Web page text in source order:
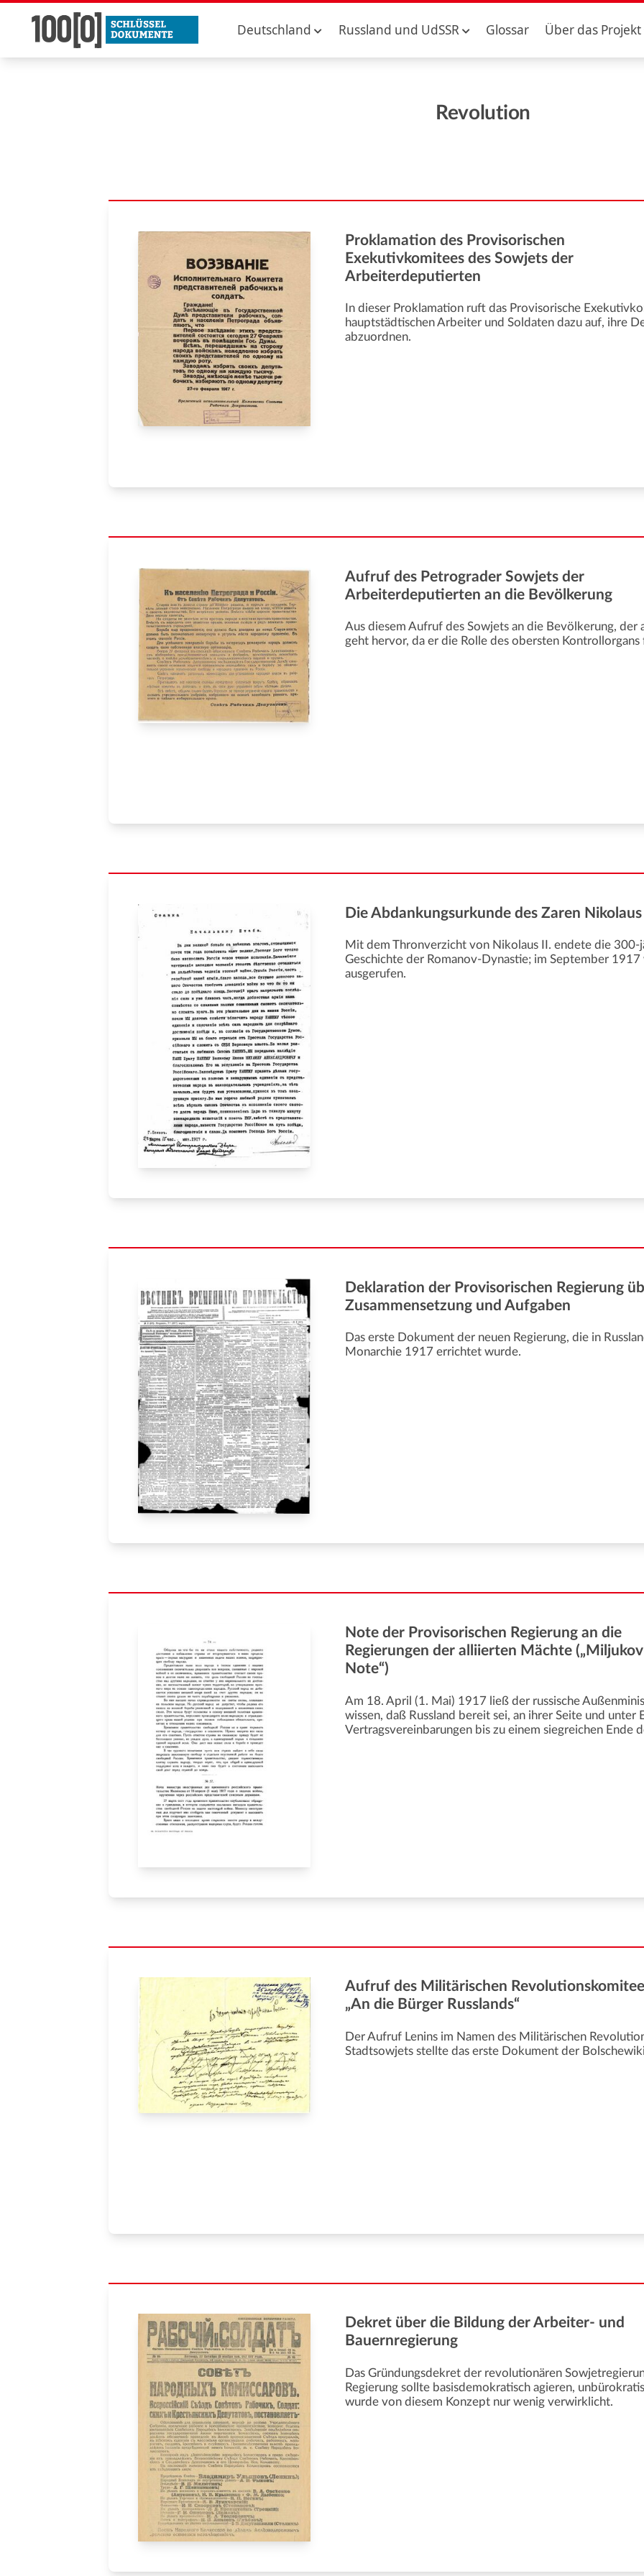
Deutschland Russland und UdSSR Glossar Über das Projekt
Revolution
Proklamation des Provisorischen
Exekutivkomitees des Sowjets der
Arbeiterdeputierten
In dieser Proklamation ruft das Provisorische
hauptstädtischen Arbeiter und Soldaten dazu auf, ihre
abzuordnen.
Aufruf des Petrograder Sowjets der
Arbeiterdeputierten an die Bevölkerung
Aus diesem Aufruf des Sowjets an die Bevölkerung, der
geht hervor, da er die Rolle des obersten Kontrollorgans
Die Abdankungsurkunde des Zaren Nikolaus
Mit dem Thronverzicht von Nikolaus II. endete die 300-
Geschichte der Romanov-Dynastie; im September 1917
ausgerufen.
Deklaration der Provisorischen Regierung
Zusammensetzung und Aufgaben
Das erste Dokument der neuen Regierung, die in
Monarchie 1917 errichtet wurde.
Note der Provisorischen Regierung an die
Regierungen der alliierten Mächte
Note“)
Am 18. April (1. Mai) 1917 ließ der russische
wissen, daß Russland bereit sei, an ihrer Seite und unter
Vertragsvereinbarungen bis zu einem siegreichen Ende
Aufruf des Militärischen
„An die Bürger Russlands“
Der Aufruf Lenins im Namen des Militärischen
Stadtsowjets stellte das erste Dokument der
Dekret über die Bildung der Arbeiter- und
Bauernregierung
Das Gründungsdekret der revolutionären
Regierung sollte basisdemokratisch agieren,
wurde von diesem Konzept nur wenig verwirklicht.